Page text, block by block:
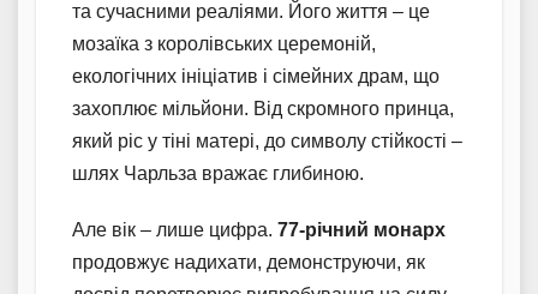
та сучасними реаліями. Його життя – це
мозаїка з королівських церемоній,
екологічних ініціатив і сімейних драм, що
захоплює мільйони. Від скромного принца,
який ріс у тіні матері, до символу стійкості –
шлях Чарльза вражає глибиною.
Але вік – лише цифра. 77-річний монарх
продовжує надихати, демонструючи, як